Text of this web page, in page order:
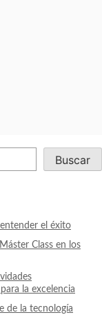
Buscar
el éxito
Class en los
la excelencia
de la tecnología